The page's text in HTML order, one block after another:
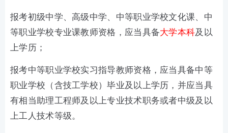
报考初级中学、高级中学、中等职业学校文化课、中
等职业学校专业课教师资格，应当具备大学本科及以
上学历；
报考中等职业学校实习指导教师资格，应当具备中等
职业学校（含技工学校）毕业及以上学历，并应当具
有相当助理工程师及以上专业技术职务或者中级及以
上工人技术等级。